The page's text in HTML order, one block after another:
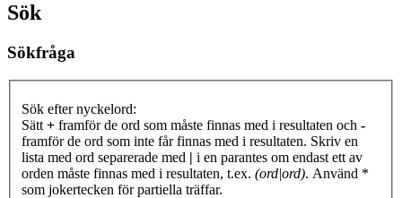
Sök
Sökfråga
Sök efter nyckelord:
Sätt + framför de ord som måste finnas med i resultaten och -
framför de ord som inte får finnas med i resultaten. Skriv en
lista med ord separerade med | i en parantes om endast ett av
orden måste finnas med i resultaten, t.ex. (ord|ord). Använd *
som jokertecken för partiella träffar.